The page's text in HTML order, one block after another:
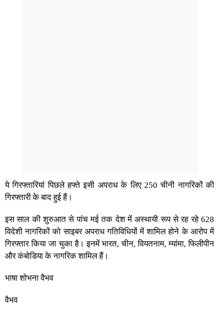
ये गिरफ्तारियां पिछले हफ्ते इसी अपराध के लिए 250 चीनी नागरिकों की
गिरफ्तारी के बाद हुई हैं।
इस साल की शुरुआत से पांच मई तक देश में अस्थायी रूप से रह रहे 628
विदेशी नागरिकों को साइबर अपराध गतिविधियों में शामिल होने के आरोप में
गिरफ्तार किया जा चुका है। इनमें भारत, चीन, वियतनाम, म्यांमा, फिलीपीन
और कंबोडिया के नागरिक शामिल हैं।
भाषा शोभना वैभव
वैभव